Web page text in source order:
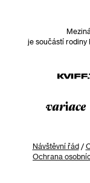
je součástí rodiny
Návštěvní řád/
Ochrana